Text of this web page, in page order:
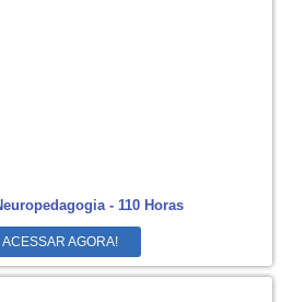
- 110 Horas
ACESSAR AGORA!